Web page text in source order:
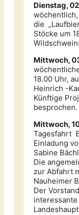
Dienstag,
die
Stöcke um
Mittwoch,
18.00 Uhr,
Heinrich -
Künftige
besprochen.
Mittwoch,
Tagesfahrt
Einladung
Sabine
Die
zur Abfahrt
Nauheimer
Der